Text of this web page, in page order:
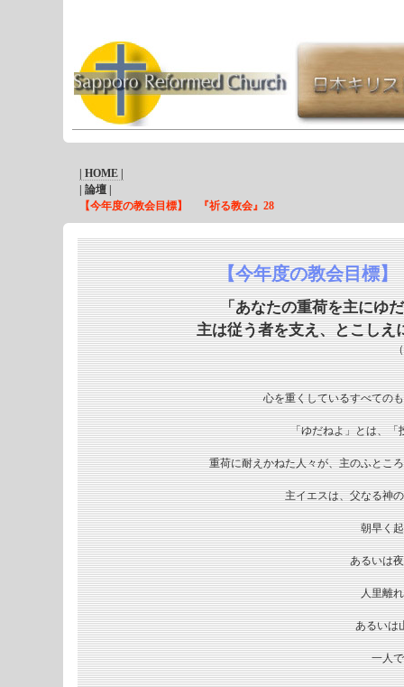
| HOME |
| 論壇 |
【今年度の教会目標】 『祈る教会』28
【今年度の教会目標
「あなたの重荷を主にゆ
主は従う者を支え、とこしえ
心を重くしているすべての
「ゆだねよ」とは、「
重荷に耐えかねた人々が、主のふとこ
主イエスは、父なる神
朝早く
あるいは
人里離
あるいは
一人